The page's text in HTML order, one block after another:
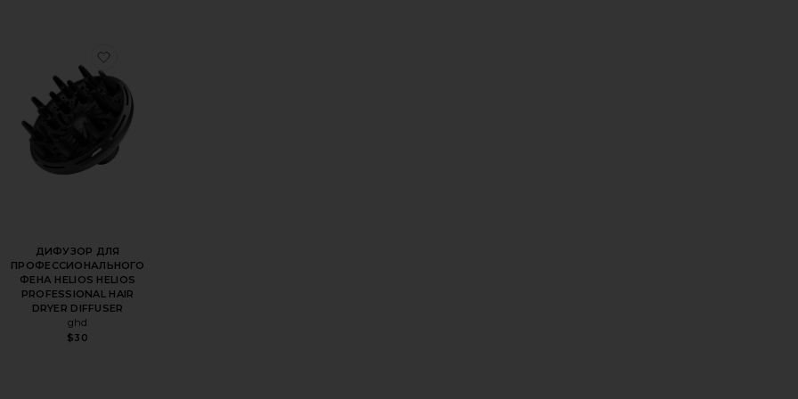
УКЛАДКИ ВОЗДУХОМ AIRE 360 AIRE 360 AIR STYLER
PROFESSIONAL
ДИФУЗОР ДЛЯ
ПРОФЕССИОНАЛЬНОГО
ФЕНА HELIOS HELIOS
PROFESSIONAL HAIR
DRYER DIFFUSER
ghd
$30